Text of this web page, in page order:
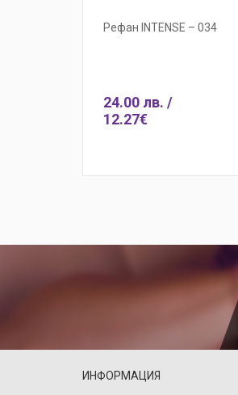
Рефан INTENSE – 034
24.00 лв. /
12.27€
ИНФОРМАЦИЯ